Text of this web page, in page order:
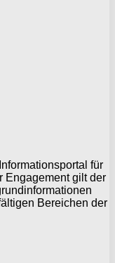
für
Engagement gilt der
Bereichen der